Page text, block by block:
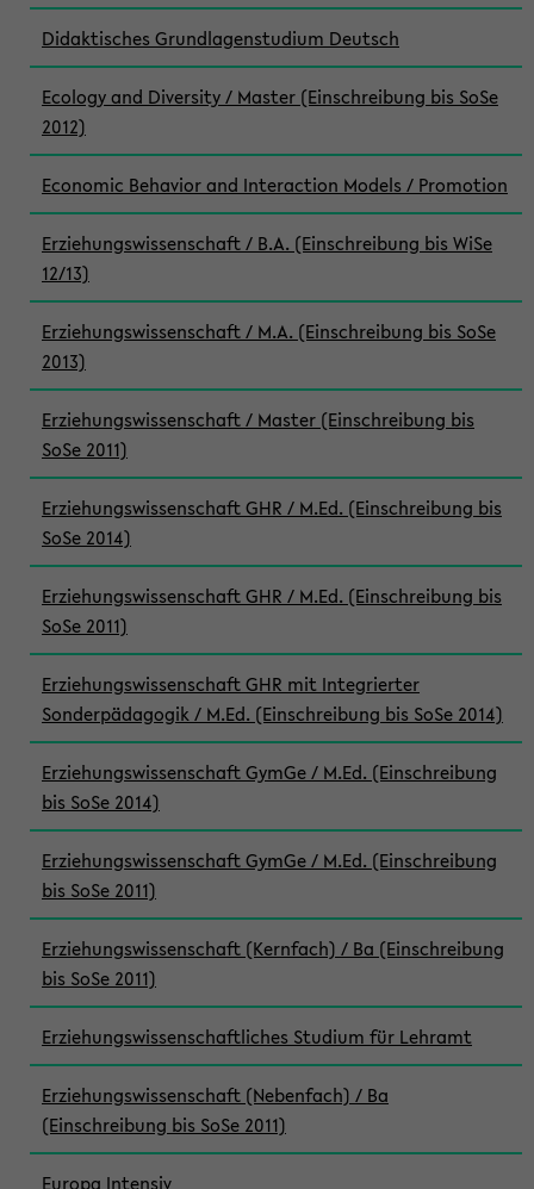
Didaktisches Grundlagenstudium Deutsch
Ecology and Diversity / Master (Einschreibung bis SoSe
2012)
Economic Behavior and Interaction Models / Promotion
Erziehungswissenschaft / B.A. (Einschreibung bis WiSe
12/13)
Erziehungswissenschaft / M.A. (Einschreibung bis SoSe
2013)
Erziehungswissenschaft / Master (Einschreibung bis
SoSe 2011)
Erziehungswissenschaft GHR / M.Ed. (Einschreibung bis
SoSe 2014)
Erziehungswissenschaft GHR / M.Ed. (Einschreibung bis
SoSe 2011)
Erziehungswissenschaft GHR mit Integrierter
Sonderpädagogik / M.Ed. (Einschreibung bis SoSe 2014)
Erziehungswissenschaft GymGe / M.Ed. (Einschreibung
bis SoSe 2014)
Erziehungswissenschaft GymGe / M.Ed. (Einschreibung
bis SoSe 2011)
Erziehungswissenschaft (Kernfach) / Ba (Einschreibung
bis SoSe 2011)
Erziehungswissenschaftliches Studium für Lehramt
Erziehungswissenschaft (Nebenfach) / Ba
(Einschreibung bis SoSe 2011)
Europa Intensiv